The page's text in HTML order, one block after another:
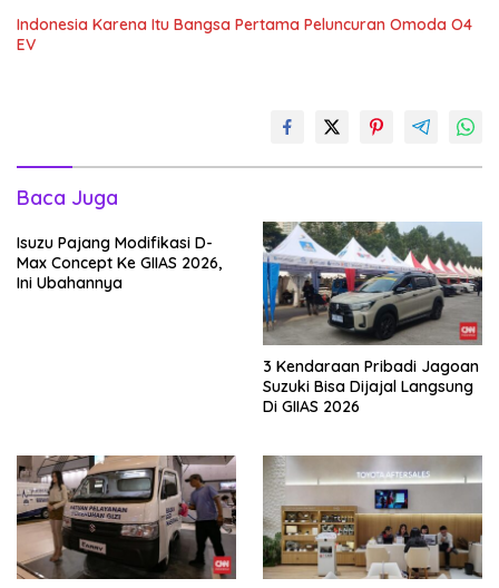
Indonesia Karena Itu Bangsa Pertama Peluncuran Omoda O4
EV
Baca Juga
Isuzu Pajang Modifikasi D-
Max Concept Ke GIIAS 2026,
Ini Ubahannya
3 Kendaraan Pribadi Jagoan
Suzuki Bisa Dijajal Langsung
Di GIIAS 2026